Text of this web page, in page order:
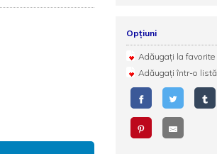
Opțiuni
Adăugați la favorite
Adăugați într-o listă